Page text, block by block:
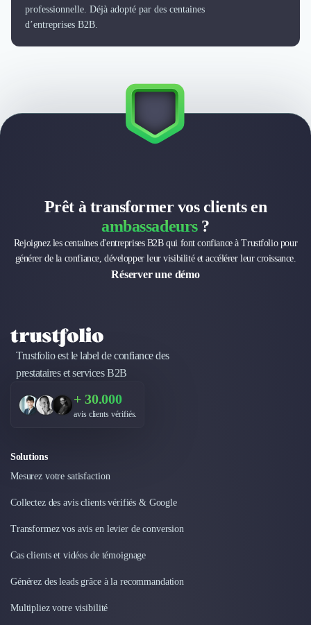
Droit Commercial
Droit du Travail
Propriété Intellectuelle (IP/IT)
Due Diligence
Développement Web
Internet of Things (IoT)
Design Industriel
Maintenance et Infogérance
BI, Analytics & Big Data
Graphisme & Illustration
Recherche Utilisateur
Design Thinking
Création de Site Internet
Développement d'Application Mobile
Direction Artistique
Cybersécurité
Intelligence Artificielle (IA)
Réalité Virtuelle (VR)
Déménagement
professionnelle. Déjà adopté par des centaines
d’entreprises B2B.
Prêt à transformer vos clients en
ambassadeurs?
Rejoignez les centaines d'entreprises B2B qui font confiance à Trustfolio pour
générer de la confiance, développer leur visibilité et accélérer leur croissance.
Réserver une démo
Trustfolio est le label de confiance des
prestataires et services B2B
+ 30.000
avis clients vérifiés.
Solutions
Mesurez votre satisfaction
Collectez des avis clients vérifiés & Google
Transformez vos avis en levier de conversion
Cas clients et vidéos de témoignage
Générez des leads grâce à la recommandation
Multipliez votre visibilité